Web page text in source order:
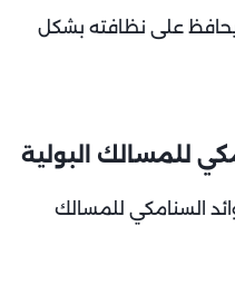
على نظافته بشكل
للمسالك البولية
السنامكي للمسالك